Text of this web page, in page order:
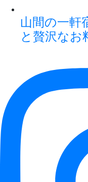
山間の一軒
と贅沢なお